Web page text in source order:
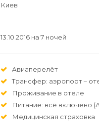
Киев
13.10.2016 на 7 ночей
Авиаперелёт
Трансфер: аэропорт –
Проживание в отеле
Питание: всё включено
Медицинская страховка